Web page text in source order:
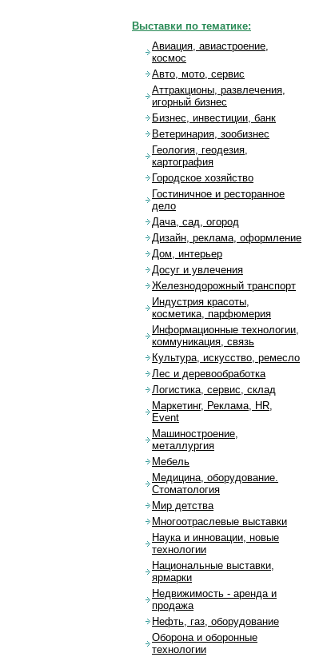
Выставки по тематике:
Авиация, авиастроение,
космос
Авто, мото, сервис
Аттракционы, развлечения,
игорный бизнес
Бизнес, инвестиции, банк
Ветеринария, зообизнес
Геология, геодезия,
картография
Городское хозяйство
Гостиничное и ресторанное
дело
Дача, сад, огород
Дизайн, реклама, оформление
Дом, интерьер
Досуг и увлечения
Железнодорожный транспорт
Индустрия красоты,
косметика, парфюмерия
Информационные технологии,
коммуникация, связь
Культура, искусство, ремесло
Лес и деревообработка
Логистика, сервис, склад
Маркетинг, Реклама, HR,
Event
Машиностроение,
металлургия
Мебель
Медицина, оборудование.
Стоматология
Мир детства
Многоотраслевые выставки
Наука и инновации, новые
технологии
Национальные выставки,
ярмарки
Недвижимость - аренда и
продажа
Нефть, газ, оборудование
Оборона и оборонные
технологии